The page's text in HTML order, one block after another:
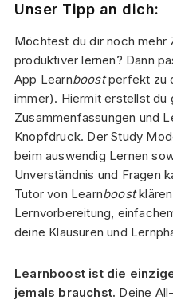
Unser Tipp an dich:
Möchtest du dir noch mehr
produktiver lernen? Dann
App Learnboostperfekt zu
immer). Hiermit erstellst du
Zusammenfassungen und
Knopfdruck. Der Study
beim auswendig Lernen
Unverständnis und Fragen
Tutor von Learnboost
Lernvorbereitung,
deine Klausuren und
Learnboost ist die
jemals brauchst. Deine